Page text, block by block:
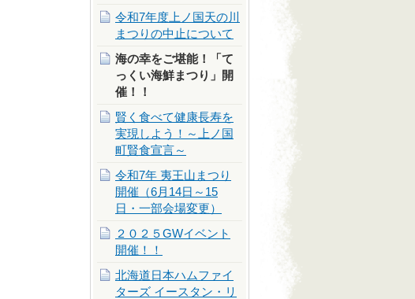
令和7年度上ノ国天の川
まつりの中止について
海の幸をご堪能！「て
っくい海鮮まつり」開
催！！
賢く食べて健康長寿を
実現しよう！～上ノ国
町賢食宣言～
令和7年 夷王山まつり
開催（6月14日～15
日・一部会場変更）
２０２５GWイベント
開催！！
北海道日本ハムファイ
ターズ イースタン・リ